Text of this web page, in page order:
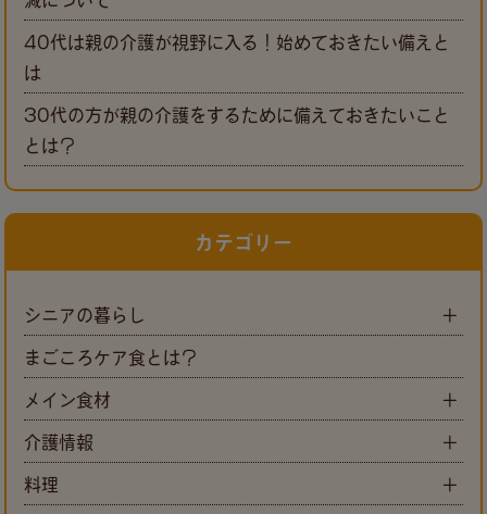
40代は親の介護が視野に入る！始めておきたい備えと
は
30代の方が親の介護をするために備えておきたいこと
とは？
カテゴリー
シニアの暮らし
まごころケア食とは？
メイン食材
介護情報
料理